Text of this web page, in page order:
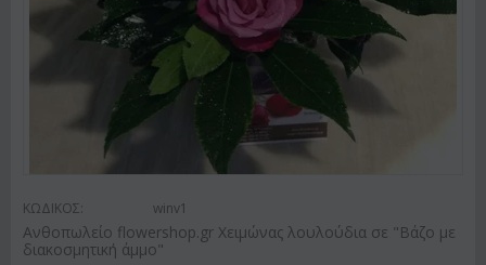
ΚΩΔΙΚΟΣ: winv1
Ανθοπωλείο flowershop.gr Χειμώνας λουλούδια σε "Βάζο με
διακοσμητική άμμο"